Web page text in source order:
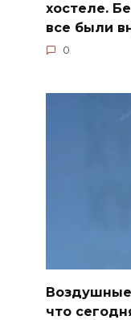
хостеле.
все были
0
что